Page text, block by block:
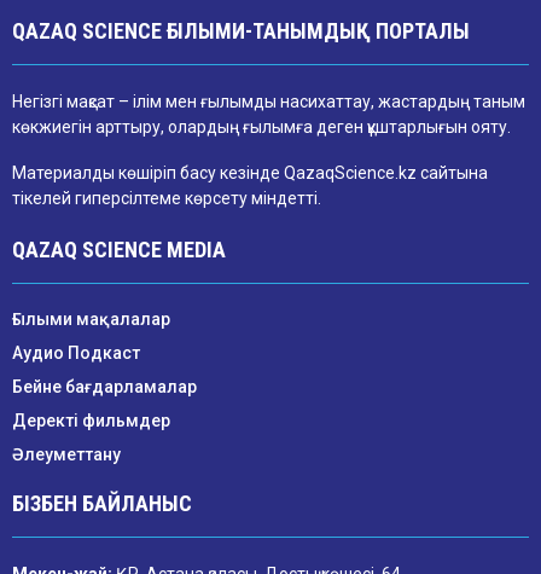
QAZAQ SCIENCE ҒЫЛЫМИ-ТАНЫМДЫҚ ПОРТАЛЫ
Негізгі мақсат – ілім мен ғылымды насихаттау, жастардың таным
көкжиегін арттыру, олардың ғылымға деген құштарлығын ояту.
Материалды көшіріп басу кезінде QazaqScience.kz сайтына
тікелей гиперсілтеме көрсету міндетті.
QAZAQ SCIENCE MEDIA
Ғылыми мақалалар
Аудио Подкаст
Бейне бағдарламалар
Деректі фильмдер
Әлеуметтану
БІЗБЕН БАЙЛАНЫС